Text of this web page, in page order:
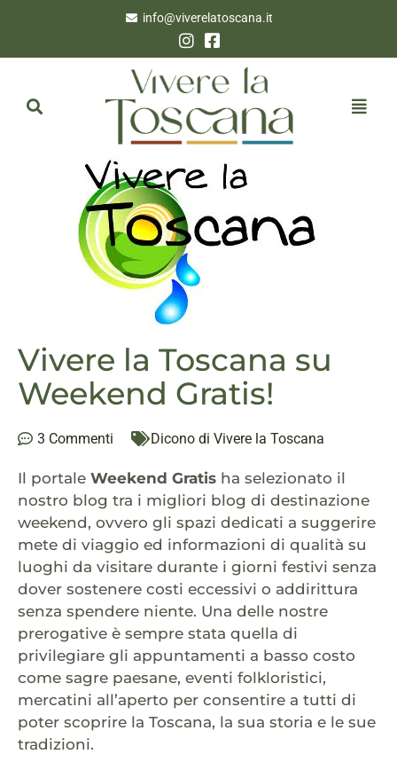
info@viverelatoscana.it
Vivere la Toscana su
Weekend Gratis!
3 Commenti Dicono di Vivere la Toscana
Il portale Weekend Gratis ha selezionato il
nostro blog tra i migliori blog di destinazione
weekend, ovvero gli spazi dedicati a suggerire
mete di viaggio ed informazioni di qualità su
luoghi da visitare durante i giorni festivi senza
dover sostenere costi eccessivi o addirittura
senza spendere niente. Una delle nostre
prerogative è sempre stata quella di
privilegiare gli appuntamenti a basso costo
come sagre paesane, eventi folkloristici,
mercatini all’aperto per consentire a tutti di
poter scoprire la Toscana, la sua storia e le sue
tradizioni.